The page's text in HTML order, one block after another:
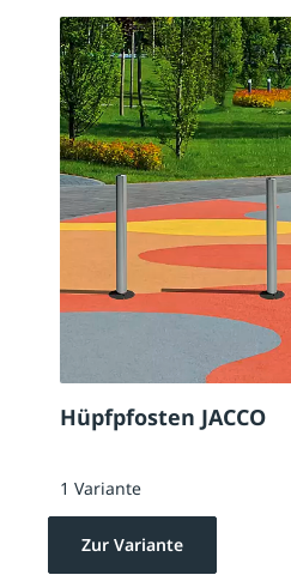
Hüpfpfosten JACCO
1 Variante
Zur Variante